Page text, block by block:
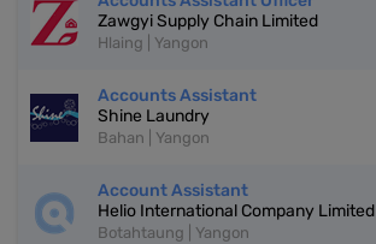
Zawgyi Supply Chain Limited
Hlaing | Yangon
Accounts Assistant
Shine Laundry
Bahan | Yangon
Account Assistant
Helio International Company Limited
Botahtaung | Yangon